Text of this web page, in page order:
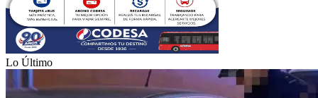
Lo Último